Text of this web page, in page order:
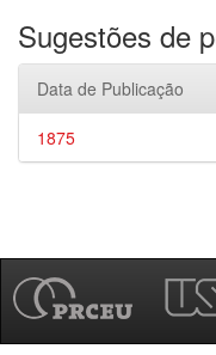
Sugestões de
Data de Publicação
1875